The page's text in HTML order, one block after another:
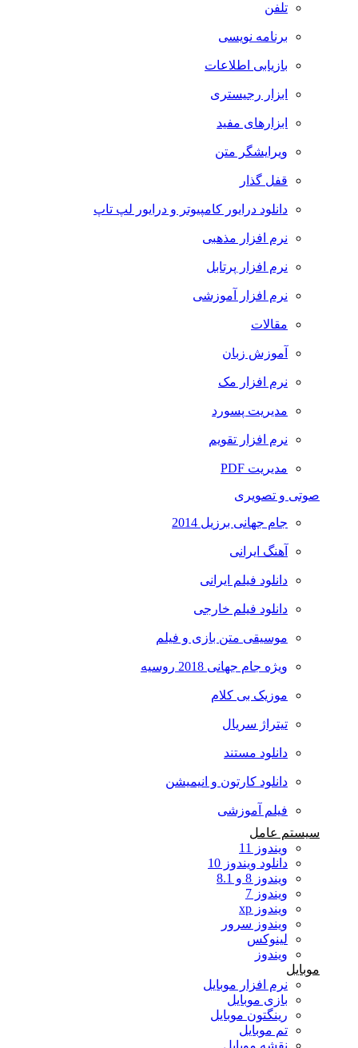
تلفن
برنامه نویسی
بازیابی اطلاعات
ابزار رجیستری
ابزارهای مفید
ویرایشگر متن
قفل گذار
دانلود درایور کامپیوتر و درایور لپ تاپ
نرم افزار مذهبی
نرم افزار پرتابل
نرم افزار آموزشی
مقالات
آموزش زبان
نرم افزار مک
مدیریت پسورد
نرم افزار تقویم
مدیریت PDF
صوتی و تصویری
جام جهانی برزیل 2014
آهنگ ایرانی
دانلود فیلم ایرانی
دانلود فیلم خارجی
موسیقی متن بازی و فیلم
ویژه جام جهانی 2018 روسیه
موزیک بی کلام
تیتراژ سریال
دانلود مستند
دانلود کارتون و انیمیشن
فیلم آموزشی
سیستم عامل
ویندوز 11
دانلود ویندوز 10
ویندوز 8 و 8.1
ویندوز 7
ویندوز xp
ویندوز سرور
لینوکس
ویندوز
نرم افزار موبایل
بازی موبایل
رینگتون موبایل
تم موبایل
نقشه موبایل